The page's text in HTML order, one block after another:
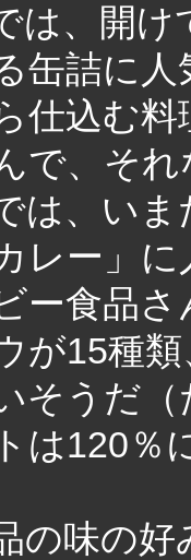
は、開け
缶詰に
仕込む
で、そ
は、い
レー」
ー食品
が15種
そうだ
は120％
の味の